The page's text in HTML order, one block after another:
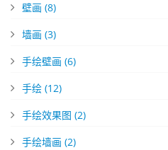
壁画 (8)
墙画 (3)
手绘壁画 (6)
手绘 (12)
手绘效果图 (2)
手绘墙画 (2)